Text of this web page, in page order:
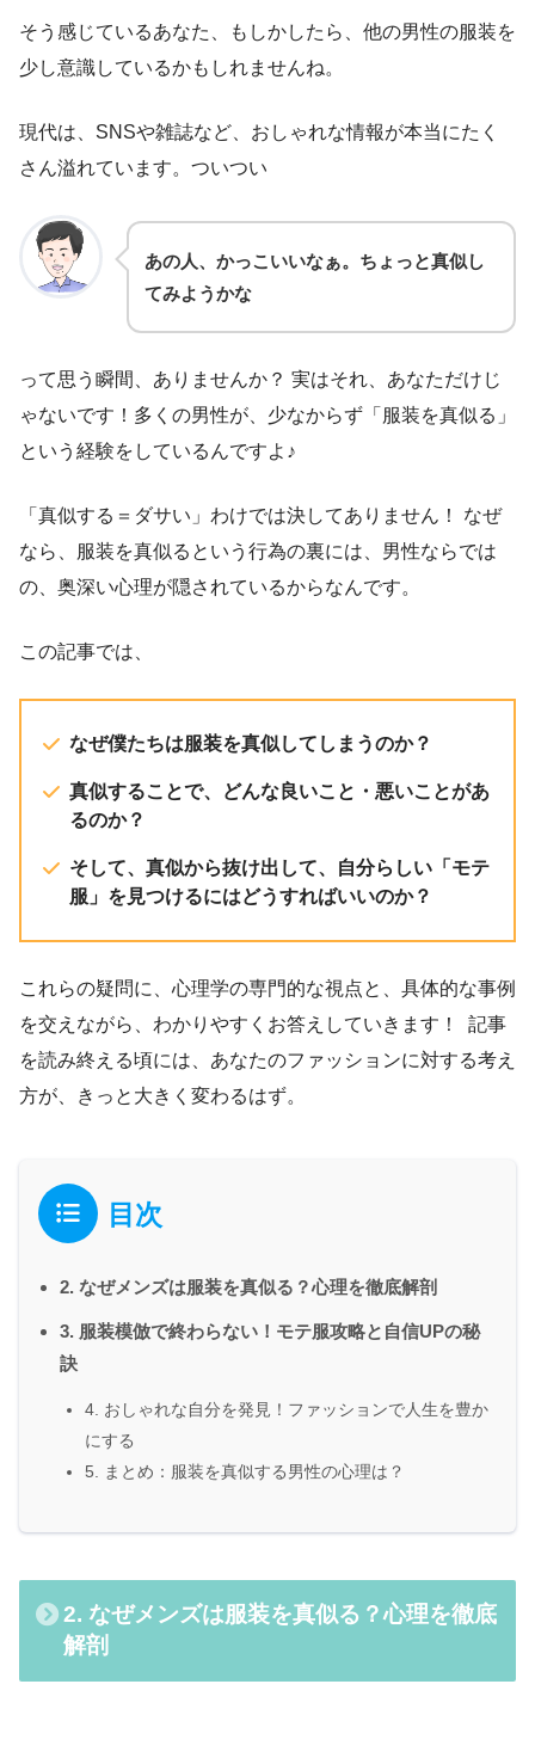
そう感じているあなた、もしかしたら、他の男性の服装を
少し意識しているかもしれませんね。
現代は、SNSや雑誌など、おしゃれな情報が本当にたく
さん溢れています。ついつい
あの人、かっこいいなぁ。ちょっと真似し
てみようかな
って思う瞬間、ありませんか？ 実はそれ、あなただけじ
ゃないです！多くの男性が、少なからず「服装を真似る」
という経験をしているんですよ♪
「真似する＝ダサい」わけでは決してありません！ なぜ
なら、服装を真似るという行為の裏には、男性ならでは
の、奥深い心理が隠されているからなんです。
この記事では、
なぜ僕たちは服装を真似してしまうのか？
真似することで、どんな良いこと・悪いことがあ
るのか？
そして、真似から抜け出して、自分らしい「モテ
服」を見つけるにはどうすればいいのか？
これらの疑問に、心理学の専門的な視点と、具体的な事例
を交えながら、わかりやすくお答えしていきます！ 記事
を読み終える頃には、あなたのファッションに対する考え
方が、きっと大きく変わるはず。
目次
2. なぜメンズは服装を真似る？心理を徹底解剖
3. 服装模倣で終わらない！モテ服攻略と自信UPの秘
訣
4. おしゃれな自分を発見！ファッションで人生を豊か
にする
5. まとめ：服装を真似する男性の心理は？
2. なぜメンズは服装を真似る？心理を徹底
解剖